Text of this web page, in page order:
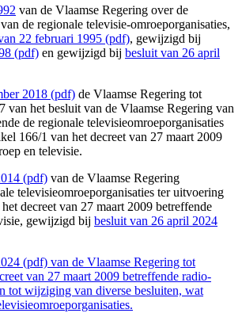
van de Vlaamse Regering over de
de regionale televisie-omroeporganisaties,
22 februari 1995 (pdf), gewijzigd bij
(pdf) en gewijzigd bij besluit van 26 april
2018 (pdf) de Vlaamse Regering tot
van het besluit van de Vlaamse Regering van
de regionale televisieomroeporganisaties
166/1 van het decreet van 27 maart 2009
en televisie.
(pdf) van de Vlaamse Regering
televisieomroeporganisaties ter uitvoering
decreet van 27 maart 2009 betreffende
gewijzigd bij besluit van 26 april 2024
(pdf) van de Vlaamse Regering tot
van 27 maart 2009 betreffende radio-
tot wijziging van diverse besluiten, wat